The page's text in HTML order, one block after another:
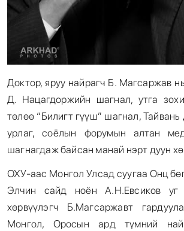
Доктор, яруу найрагч Б. Магсаржав
Д. Нацагдоржийн шагнал, утга
төлөө “Билигт гүүш” шагнал,
урлаг, соёлын форумын алтан
шагнагдаж байсан манай нэрт дуун
ОХУ-аас Монгол Улсад суугаа Онц
Элчин сайд ноён А.Н.Евсиков уг
хөрвүүлэгч Б.Магсаржавт
Монгол, Оросын ард түмний